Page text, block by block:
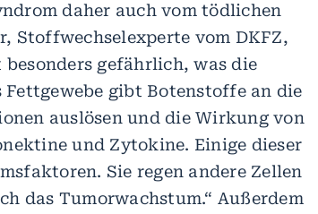
daher auch vom tödlichen
Stoffwechselexperte vom DKFZ,
gefährlich, was die
Fettgewebe gibt Botenstoffe an die
auslösen und die Wirkung von
und Zytokine. Einige dieser
Sie regen andere Zellen
das Tumorwachstum.“ Außerdem